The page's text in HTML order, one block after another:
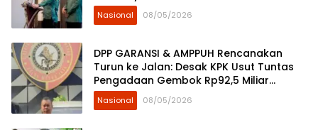
Nasional 08/05/2026
DPP GARANSI & AMPPUH Rencanakan
Turun ke Jalan: Desak KPK Usut Tuntas
Pengadaan Gembok Rp92,5 Miliar
Ditjenpas
Nasional 08/05/2026